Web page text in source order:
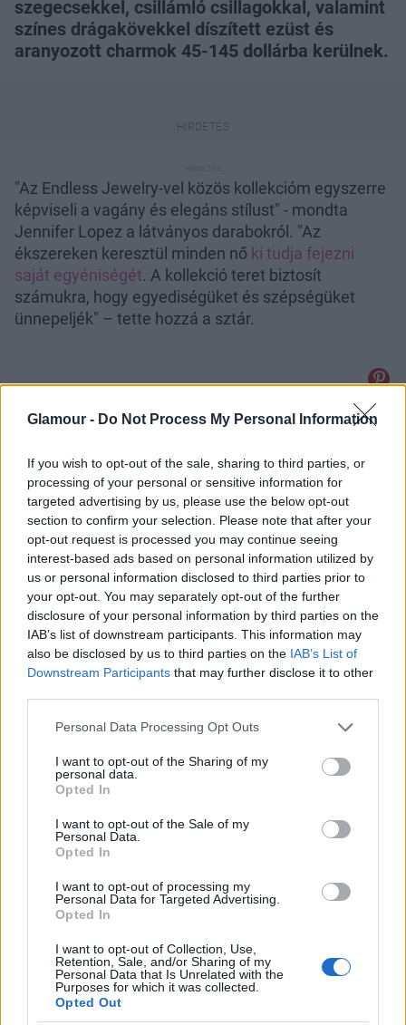
Glamour - Do Not Process My Personal Information
If you wish to opt-out of the sale, sharing to third parties, or
processing of your personal or sensitive information for
targeted advertising by us, please use the below opt-out
section to confirm your selection. Please note that after your
opt-out request is processed you may continue seeing
interest-based ads based on personal information utilized by
us or personal information disclosed to third parties prior to
your opt-out. You may separately opt-out of the further
disclosure of your personal information by third parties on the
IAB’s list of downstream participants. This information may
also be disclosed by us to third parties on the IAB’s List of
Downstream Participants that may further disclose it to other
Please note that this website/app uses one or more Google
not limited to your visit or usage behaviour. You may click to
grant or deny consent to Google and its third-party tags to
use your data for below specified purposes in below Google
consent section.
Personal Data Processing Opt Outs
I want to opt-out of the Sharing of my
personal data.
Opted In
I want to opt-out of the Sale of my
Personal Data.
Opted In
I want to opt-out of processing my
Personal Data for Targeted Advertising.
Opted In
I want to opt-out of Collection, Use,
Retention, Sale, and/or Sharing of my
Personal Data that Is Unrelated with the
Purposes for which it was collected.
Opted Out
szegecsekkel, csillámló csillagokkal, valamint
színes drágakövekkel díszített ezüst és
aranyozott charmok 45-145 dollárba kerülnek.
"Az Endless Jewelry-vel közös kollekcióm egyszerre
képviseli a vagány és elegáns stílust" - mondta
Jennifer Lopez a látványos darabokról. "Az
ékszereken keresztül minden nő ki tudja fejezni
saját egyéniségét. A kollekció teret biztosít
számukra, hogy egyediségüket és szépségüket
ünnepeljék" – tette hozzá a sztár.
Az ékszerkollekció darabjait te is beszerezheted az
Endless Jewelry webshopjából